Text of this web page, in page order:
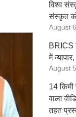
विश्व
संस्कृत
August
BRICS
में
August
14
वाला
तहत